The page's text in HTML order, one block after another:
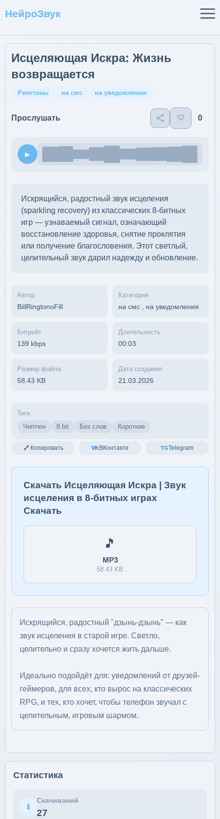
НейроЗвук
Исцеляющая Искра: Жизнь
возвращается
Рингтоны на смс на уведомления
Прослушать ♡ 0
▶
Искрящийся, радостный звук исцеления
(sparkling recovery) из классических 8-битных
игр — узнаваемый сигнал, означающий
восстановление здоровья, снятие проклятия
или получение благословения. Этот светлый,
целительный звук дарил надежду и обновление.
Автор
BiilRingtonoFill
Категория
на смс, на уведомления
Битрейт
139 kbps
Длительность
00:03
Размер файла
58.43 KB
Дата создания
21.03.2026
Теги
Чиптюн
8 bit Без слов Короткие
🔗 Копировать VK ВКонтакте TGTelegram
Скачать Исцеляющая Искра | Звук
исцеления в 8-битных играх
Скачать
🎵
MP3
58.43 KB
Искрящийся, радостный "дзынь-дзынь" — как
звук исцеления в старой игре. Светло,
целительно и сразу хочется жить дальше.
Идеально подойдёт для: уведомлений от друзей-
геймеров, для всех, кто вырос на классических
RPG, и тех, кто хочет, чтобы телефон звучал с
целительным, игровым шармом.
Статистика
⬇
Скачиваний
27